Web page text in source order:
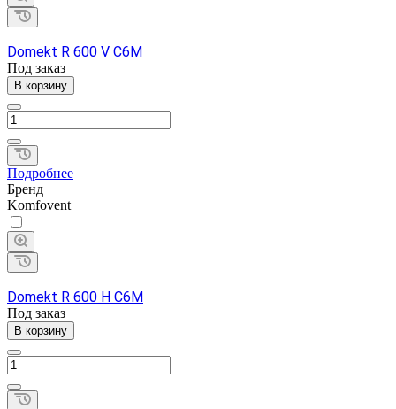
Domekt R 600 V C6M
Под заказ
В корзину
Подробнее
Бренд
Komfovent
Domekt R 600 H C6M
Под заказ
В корзину